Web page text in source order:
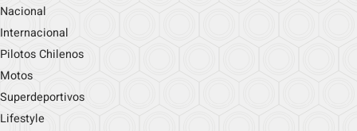
Nacional
Internacional
Pilotos Chilenos
Motos
Superdeportivos
Lifestyle